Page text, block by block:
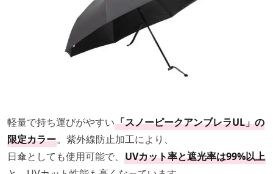
軽量で持ち運びがやすい「スノーピークアンブレラUL」の
限定カラー。紫外線防止加工により、
日傘としても使用可能で、 UVカット率と遮光率は99%以上